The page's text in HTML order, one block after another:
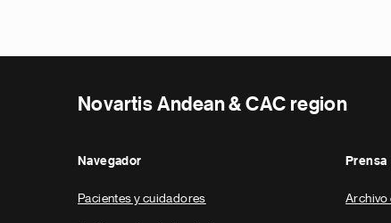
Novartis Andean & CAC region
Navegador
Pacientes y cuidadores
Prensa
Archivo